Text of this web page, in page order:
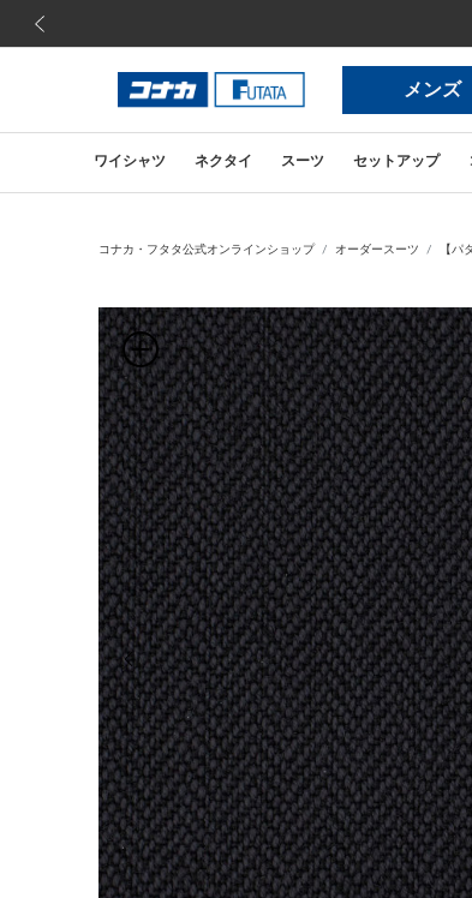
メンズ
ワイシャツ ネクタイ スーツ セットアップ
コナカ・フタタ公式オンラインショップ オーダースーツ 【パ
前の画像